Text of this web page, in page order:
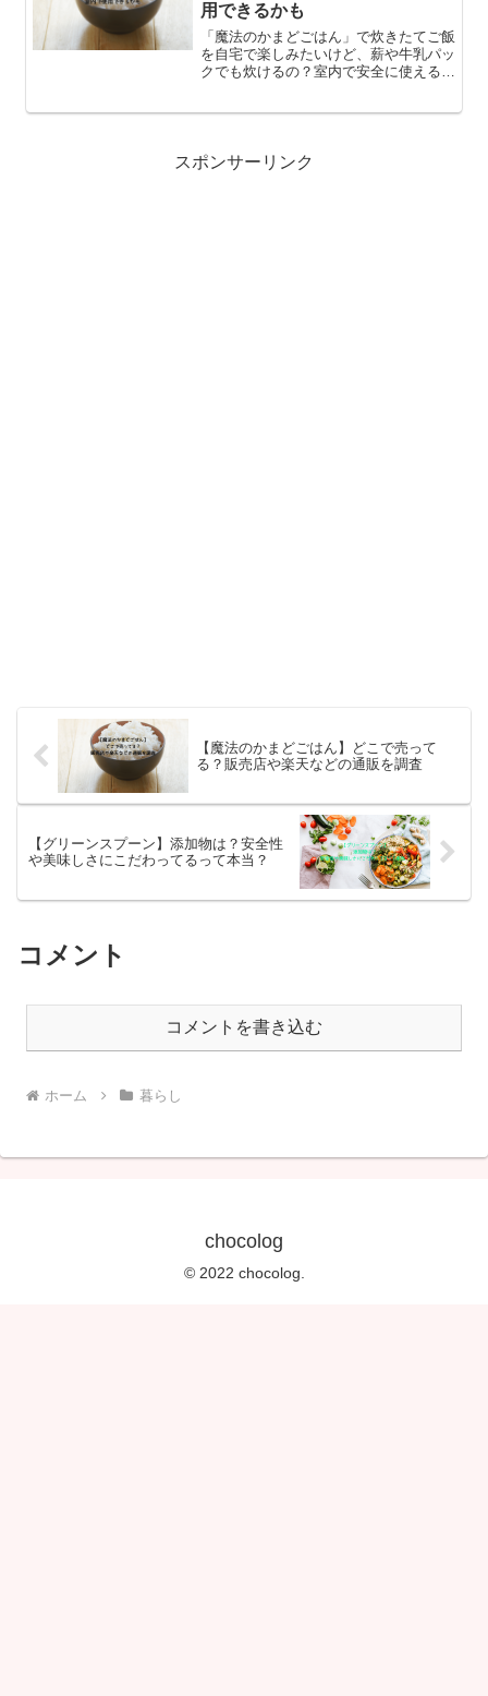
用できるかも
「魔法のかまどごはん」で炊きたてご飯
を自宅で楽しみたいけど、薪や牛乳パッ
クでも炊けるの？室内で安全に使える
スポンサーリンク
【魔法のかまどごはん】どこで売って
る？販売店や楽天などの通販を調査
【グリーンスプーン】添加物は？安全性
や美味しさにこだわってるって本当？
コメント
コメントを書き込む
ホーム 暮らし
chocolog
© 2022 chocolog.